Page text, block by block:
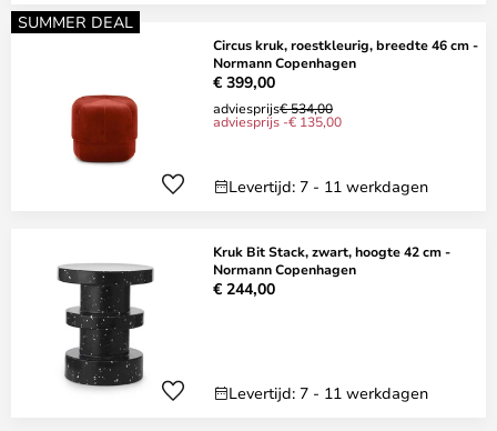
SUMMER DEAL
Circus kruk, roestkleurig, breedte 46 cm -
Normann Copenhagen
€ 399,00
adviesprijs€ 534,00
adviesprijs -€ 135,00
Levertijd: 7 - 11 werkdagen
Kruk Bit Stack, zwart, hoogte 42 cm -
Normann Copenhagen
€ 244,00
Levertijd: 7 - 11 werkdagen